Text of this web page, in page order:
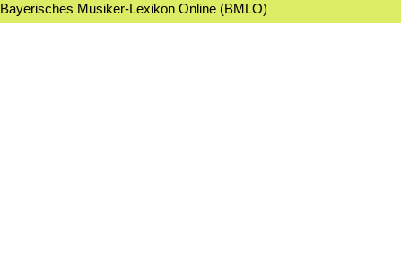
Bayerisches Musiker-Lexikon Online (BMLO)